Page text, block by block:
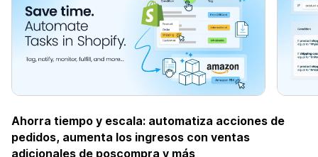
Ahorra tiempo y escala: automatiza acciones de
pedidos, aumenta los ingresos con ventas
adicionales de poscompra y más